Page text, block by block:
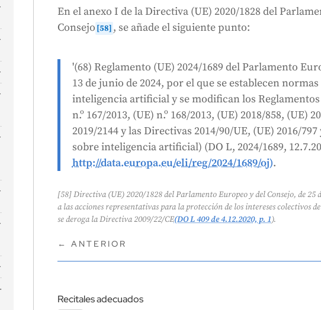
cambios en varios otros reglamentos y directivas,
Inteligencia Artificial. Todo ello forma parte de los
consumidores.
Generado
En el anexo I de la Directiva (UE) 2020/1828 del
Consejo [58] , se añade el siguiente punto:
'(68) Reglamento (UE) 2024/1689 del Parlamento
13 de junio de 2024, por el que se establecen
inteligencia artificial y se modifican los Reglamentos
n.º 167/2013, (UE) n.º 168/2013, (UE) 2018/858, (UE)
2019/2144 y las Directivas 2014/90/UE, (UE) 2016/
sobre inteligencia artificial) (DO L, 2024/1689,
http://data.europa.eu/eli/reg/2024/1689/oj).
[58] Directiva (UE) 2020/1828 del Parlamento Europeo y del Consejo, de 25
a las acciones representativas para la protección de los intereses colectivos
se deroga la Directiva 2009/22/CE(DO L 409 de 4.12.2020, p. 1).
← ANTERIOR
Recitales adecuados